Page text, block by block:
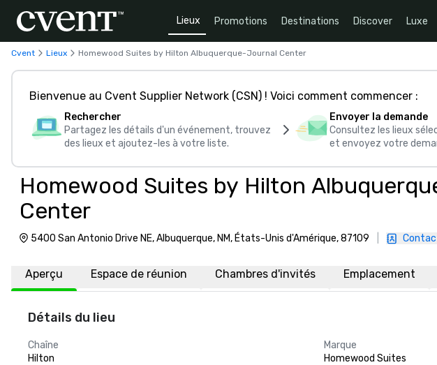
Lieux Promotions Destinations Discover Luxe
Cvent Lieux Homewood Suites by Hilton Albuquerque-Journal Center
Bienvenue au Cvent Supplier Network (CSN) ! Voici comment commencer :
Rechercher
Partagez les détails d'un événement, trouvez
des lieux et ajoutez-les à votre liste.
Envoyer la demande
Consultez les lieux
et envoyez votre
Homewood Suites by Hilton
Center
5400 San Antonio Drive NE, Albuquerque, NM, États-Unis d'Amérique, 87109
Aperçu Espace de réunion Chambres d'invités Emplacement
Détails du lieu
Chaîne
Hilton
Marque
Homewood Suites